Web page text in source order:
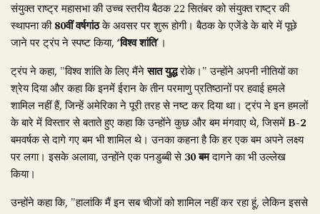
संयुक्त राष्ट्र महासभा की उच्च स्तरीय बैठक 22 सितंबर को संयुक्त राष्ट्र की
स्थापना की80वीं वर्षगांठके अवसर पर शुरू होगी। बैठक के एजेंडे के बारे में पूछे
जाने पर ट्रंप ने स्पष्ट किया, ‘विश्व शांति’ ।
ट्रंप ने कहा, "विश्व शांति के लिए मैंनेसात युद्धरोके।" उन्होंने अपनी नीतियों का
श्रेय दिया और कहा कि इनमें ईरान के तीन परमाणु प्रतिष्ठानों पर हवाई हमले
शामिल नहीं हैं, जिन्हें अमेरिका ने पूरी तरह से नष्ट कर दिया था। ट्रंप ने इन हमलों
के बारे में विस्तार से बताते हुए कहा कि उन्होंने कुछ और बम मंगवाए थे, जिसमें B-2
बमवर्षक से दागे गए बम भी शामिल थे। उनका कहना है कि हर एक बम अपने लक्ष्य
पर लगा। इसके अलावा, उन्होंने एक पनडुब्बी से30 बमदागने का भी उल्लेख
किया।
उन्होंने कहा कि, "हालांकि मैं इन सब चीजों को शामिल नहीं कर रहा हूं, लेकिन इससे